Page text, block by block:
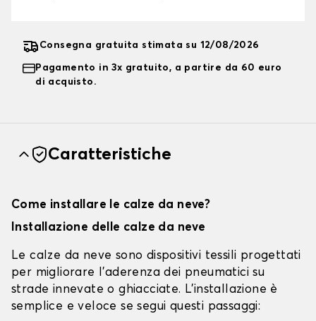
Consegna gratuita stimata su 12/08/2026
Pagamento in 3x gratuito, a partire da 60 euro
di acquisto.
Caratteristiche
Come installare le calze da neve?
Installazione delle calze da neve
Le calze da neve sono dispositivi tessili progettati
per migliorare l'aderenza dei pneumatici su
strade innevate o ghiacciate. L'installazione è
semplice e veloce se segui questi passaggi: